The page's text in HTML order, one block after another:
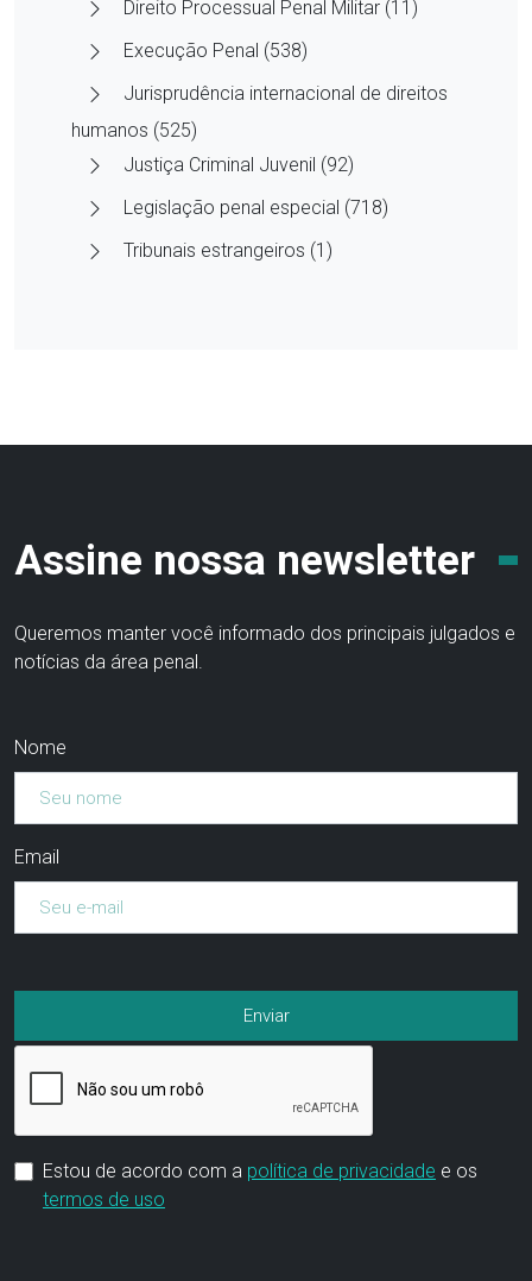
Direito Processual Penal Militar (11)
Execução Penal (538)
Jurisprudência internacional de direitos
humanos (525)
Justiça Criminal Juvenil (92)
Legislação penal especial (718)
Tribunais estrangeiros (1)
Assine nossa newsletter
Queremos manter você informado dos principais julgados e
notícias da área penal.
Nome
Email
Estou de acordo com a política de privacidade e os
termos de uso